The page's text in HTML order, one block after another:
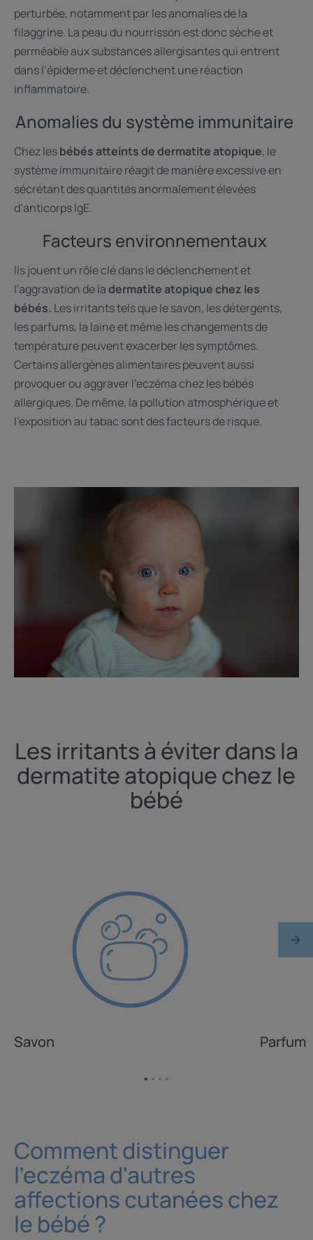
perturbée, notamment par les anomalies de la
filaggrine. La peau du nourrisson est donc sèche et
perméable aux substances allergisantes qui entrent
dans l’épiderme et déclenchent une réaction
inflammatoire.
Anomalies du système immunitaire
Chez lesbébés atteints de dermatite atopique, le
système immunitaire réagit de manière excessive en
sécrétant des quantités anormalement élevées
d’anticorps IgE.
Facteurs environnementaux
Ils jouent un rôle clé dans le déclenchement et
l'aggravation de ladermatite atopique chez les
bébés. Les irritants tels que le savon, les détergents,
les parfums, la laine et même les changements de
température peuvent exacerber les symptômes.
Certains allergènes alimentaires peuvent aussi
provoquer ou aggraver l'eczéma chez les bébés
allergiques. De même, la pollution atmosphérique et
l'exposition au tabac sont des facteurs de risque.
Les irritants à éviter dans la
dermatite atopique chez le
bébé
Savon Parfum
Aller
AllerAllerAller
Comment distinguer
l'eczéma d'autres
affections cutanées chez
le bébé ?